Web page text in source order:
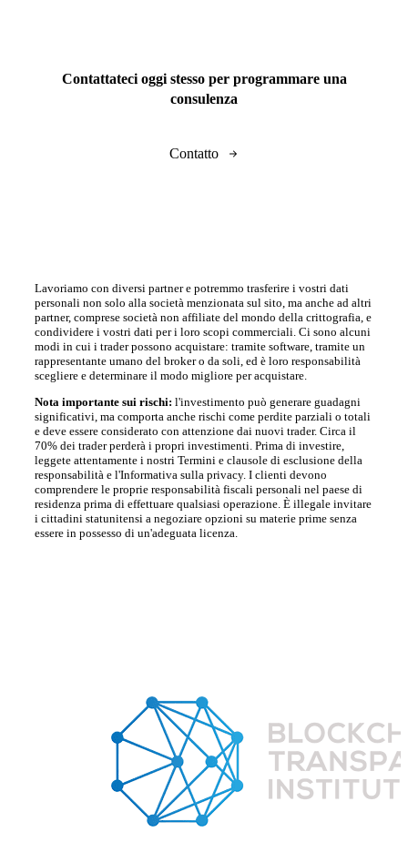
Contattateci oggi stesso per programmare una
consulenza
Contatto
Lavoriamo con diversi partner e potremmo trasferire i vostri dati
personali non solo alla società menzionata sul sito, ma anche ad altri
partner, comprese società non affiliate del mondo della crittografia, e
condividere i vostri dati per i loro scopi commerciali. Ci sono alcuni
modi in cui i trader possono acquistare: tramite software, tramite un
rappresentante umano del broker o da soli, ed è loro responsabilità
scegliere e determinare il modo migliore per acquistare.
Nota importante sui rischi: l'investimento può generare guadagni
significativi, ma comporta anche rischi come perdite parziali o totali
e deve essere considerato con attenzione dai nuovi trader. Circa il
70% dei trader perderà i propri investimenti. Prima di investire,
leggete attentamente i nostri Termini e clausole di esclusione della
responsabilità e l'Informativa sulla privacy. I clienti devono
comprendere le proprie responsabilità fiscali personali nel paese di
residenza prima di effettuare qualsiasi operazione. È illegale invitare
i cittadini statunitensi a negoziare opzioni su materie prime senza
essere in possesso di un'adeguata licenza.